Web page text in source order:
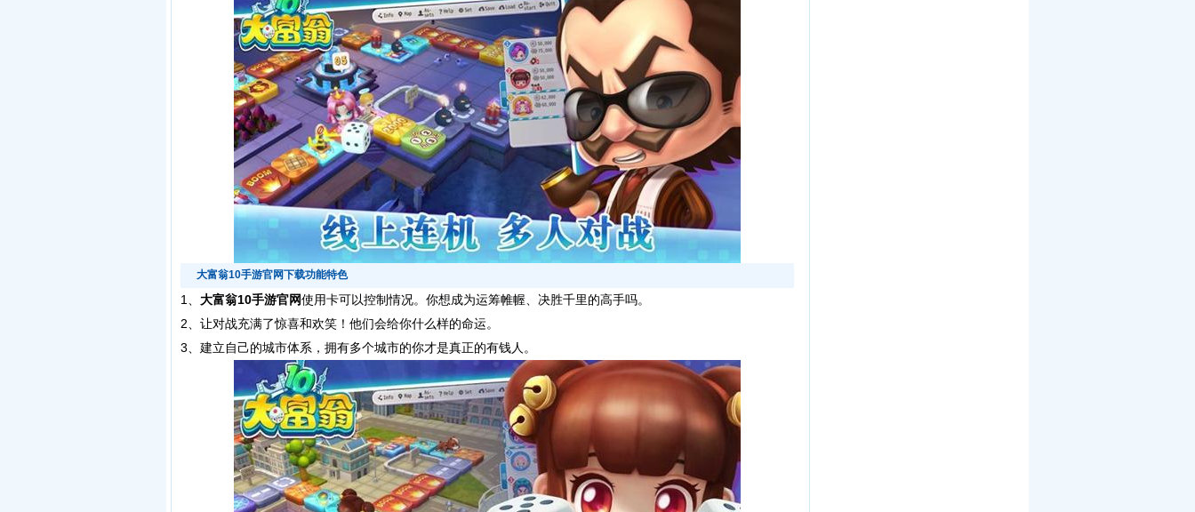
大富翁10手游官网下载功能特色
1、 大富翁10手游官网使用卡可以控制情况。你想成为运筹帷幄、决胜千里的高手吗。
2、让对战充满了惊喜和欢笑！他们会给你什么样的命运。
3、建立自己的城市体系，拥有多个城市的你才是真正的有钱人。